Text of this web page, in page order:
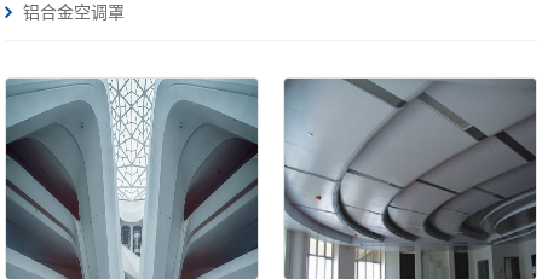
铝合金空调罩